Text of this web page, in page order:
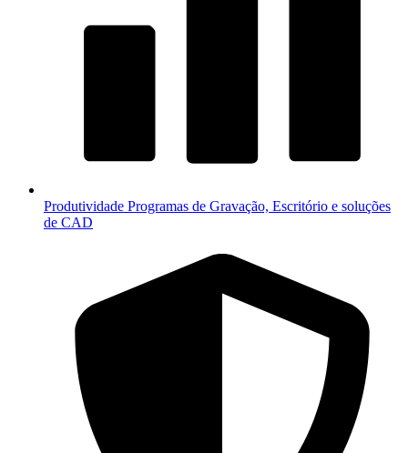
Produtividade Programas de Gravação, Escritório e soluções
de CAD